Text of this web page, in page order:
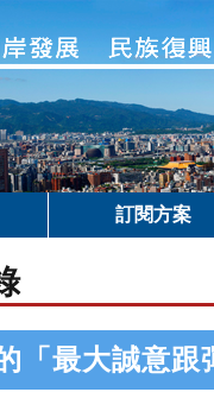
訂閱方案
「最大誠意跟